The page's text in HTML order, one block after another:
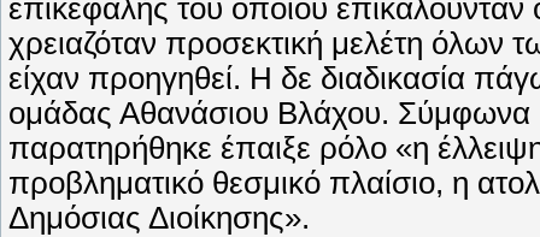
επικεφαλής του οποίου επικαλούνταν
χρειαζόταν προσεκτική μελέτη όλων
είχαν προηγηθεί. Η δε διαδικασία
ομάδας Αθανάσιου Βλάχου. Σύμφωνα
παρατηρήθηκε έπαιξε ρόλο «η
προβληματικό θεσμικό πλαίσιο, η
Δημόσιας Διοίκησης».